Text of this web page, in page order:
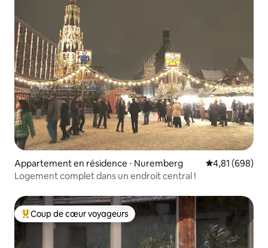
Appartement en résidence ⋅ Nuremberg Évaluation
4,81 (698)
Logement complet dans un endroit central !
Coups de cœur voyageurs les plus appréciés
Coup de cœur voyageurs